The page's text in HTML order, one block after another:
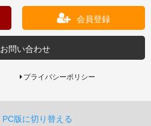
会員登録
お問い合わせ
プライバシーポリシー
PC版に切り替える